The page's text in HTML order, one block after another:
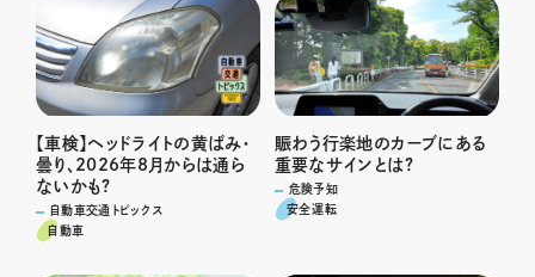
【車検】ヘッドライトの黄ばみ・
曇り、2026年8月からは通ら
ないかも?
自動車交通トピックス
自動車
賑わう行楽地のカーブにある
重要なサインとは?
危険予知
安全運転